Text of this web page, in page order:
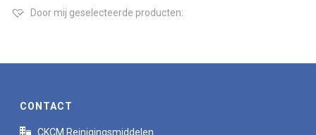
Door mij geselecteerde producten:
CONTACT
CKCM Reinigingsmiddelen